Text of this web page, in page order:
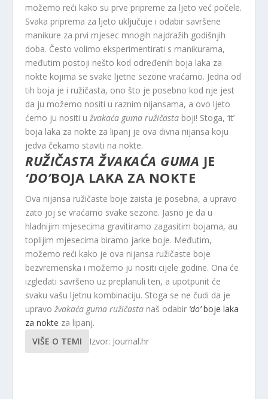
možemo reći kako su prve pripreme za ljeto već počele.
Svaka priprema za ljeto uključuje i odabir savršene
manikure za prvi mjesec mnogih najdražih godišnjih
doba. Često volimo eksperimentirati s manikurama,
međutim postoji nešto kod određenih boja laka za
nokte kojima se svake ljetne sezone vraćamo. Jedna od
tih boja je i ružičasta, ono što je posebno kod nje jest
da ju možemo nositi u raznim nijansama, a ovo ljeto
ćemo ju nositi užvakaća guma ružičasta boji! Stoga, ‘it’
boja laka za nokte za lipanj je ova divna nijansa koju
jedva čekamo staviti na nokte.
RUŽIČASTA ŽVAKAĆA GUMA JE
‘DO’BOJA LAKA ZA NOKTE
Ova nijansa ružičaste boje zaista je posebna, a upravo
zato joj se vraćamo svake sezone. Jasno je da u
hladnijim mjesecima gravitiramo zagasitim bojama, au
toplijim mjesecima biramo jarke boje. Međutim,
možemo reći kako je ova nijansa ružičaste boje
bezvremenska i možemo ju nositi cijele godine. Ona će
izgledati savršeno uz preplanuli ten, a upotpunit će
svaku vašu ljetnu kombinaciju. Stoga se ne čudi da je
upravožvakaća guma ružičasta naš odabir ‘do’boje laka
za nokte za lipanj.
VIŠE O TEMI
Izvor: Journal.hr